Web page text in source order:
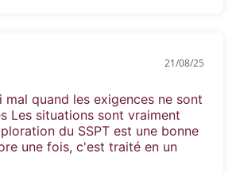
21/08/25
mal quand les exigences ne sont
Les situations sont vraiment
du SSPT est une bonne
une fois, c'est traité en un